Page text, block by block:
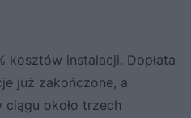
kosztów instalacji. Dopłata
już zakończone, a
ciągu około trzech